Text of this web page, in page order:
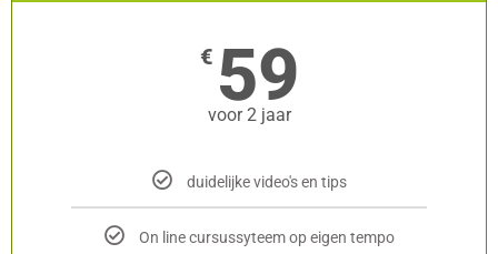
€ 59
voor 2 jaar
duidelijke video's en tips
On line cursussyteem op eigen tempo